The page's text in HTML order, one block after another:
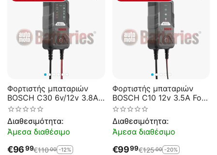
Φορτιστής μπαταριών
BOSCH C30 6v/12v 3.8A
For 12V Lead-acid, AGM,
GEL, EFB and VRLA
Batteries.
Διαθεσιμότητα:
Άμεσα διαθέσιμο
€9699€11000 -12%
Φορτιστής μπαταριών
BOSCH C10 12v 3.5A For
12V Lead-acid, AGM, GEL,
EFB and VRLA Batteries.
Διαθεσιμότητα:
Άμεσα διαθέσιμο
€9999€12500 -20%